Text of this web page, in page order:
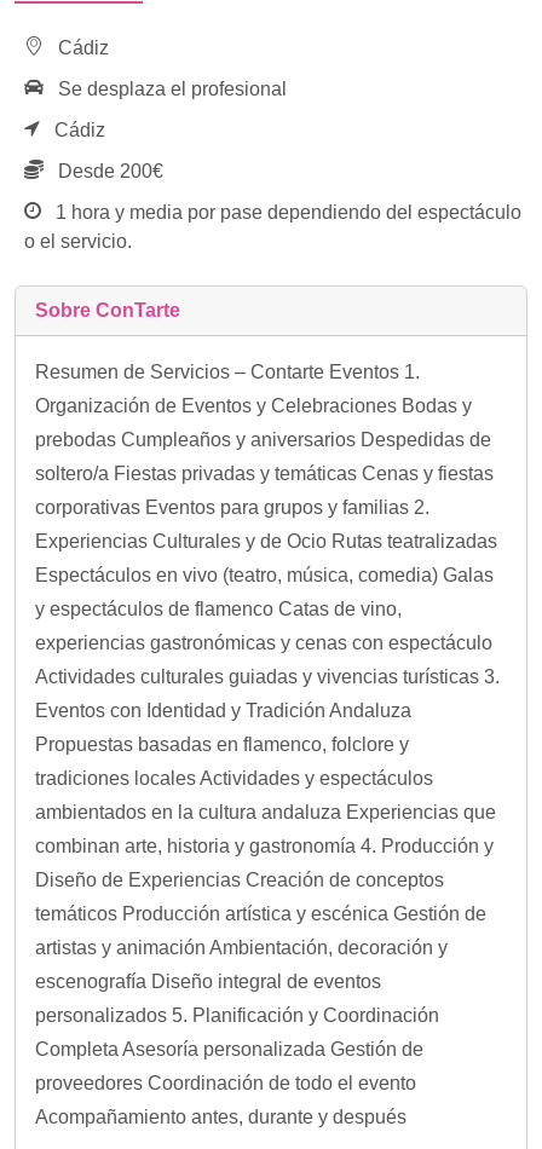
Cádiz
Se desplaza el profesional
Cádiz
Desde 200€
1 hora y media por pase dependiendo del espectáculo
o el servicio.
Sobre ConTarte
Resumen de Servicios – Contarte Eventos 1.
Organización de Eventos y Celebraciones Bodas y
prebodas Cumpleaños y aniversarios Despedidas de
soltero/a Fiestas privadas y temáticas Cenas y fiestas
corporativas Eventos para grupos y familias 2.
Experiencias Culturales y de Ocio Rutas teatralizadas
Espectáculos en vivo (teatro, música, comedia) Galas
y espectáculos de flamenco Catas de vino,
experiencias gastronómicas y cenas con espectáculo
Actividades culturales guiadas y vivencias turísticas 3.
Eventos con Identidad y Tradición Andaluza
Propuestas basadas en flamenco, folclore y
tradiciones locales Actividades y espectáculos
ambientados en la cultura andaluza Experiencias que
combinan arte, historia y gastronomía 4. Producción y
Diseño de Experiencias Creación de conceptos
temáticos Producción artística y escénica Gestión de
artistas y animación Ambientación, decoración y
escenografía Diseño integral de eventos
personalizados 5. Planificación y Coordinación
Completa Asesoría personalizada Gestión de
proveedores Coordinación de todo el evento
Acompañamiento antes, durante y después